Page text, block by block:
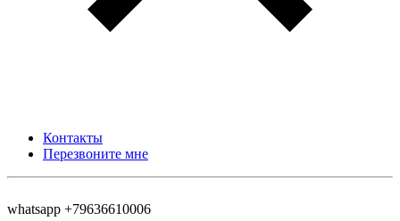
Контакты
Перезвоните мне
whatsapp +79636610006